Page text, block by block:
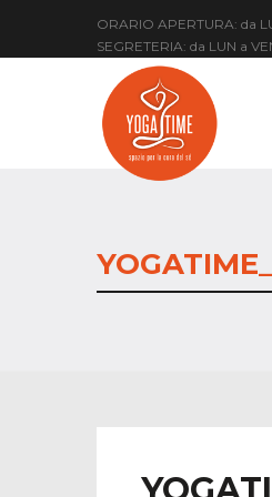
ORARIO APERTURA: da
SEGRETERIA: da LUN a